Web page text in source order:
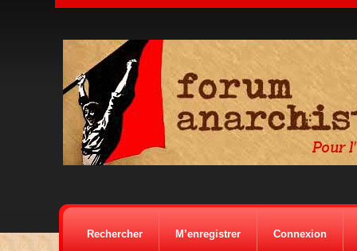
Rechercher M’enregistrer Connexion